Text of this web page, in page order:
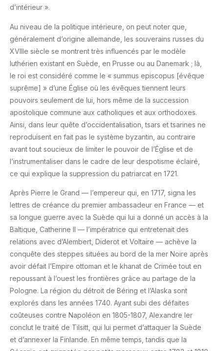
d’intérieur ».
Au niveau de la politique intérieure, on peut noter que,
généralement d’origine allemande, les souverains russes du
XVIIIe siècle se montrent très influencés par le modèle
luthérien existant en Suède, en Prusse ou au Danemark ; là,
le roi est considéré comme le « summus episcopus [évêque
suprême] » d’une Église où les évêques tiennent leurs
pouvoirs seulement de lui, hors même de la succession
apostolique commune aux catholiques et aux orthodoxes.
Ainsi, dans leur quête d’occidentalisation, tsars et tsarines ne
reproduisent en fait pas le système byzantin, au contraire
avant tout soucieux de limiter le pouvoir de l’Église et de
l’instrumentaliser dans le cadre de leur despotisme éclairé,
ce qui explique la suppression du patriarcat en 1721.
Après Pierre le Grand — l’empereur qui, en 1717, signa les
lettres de créance du premier ambassadeur en France — et
sa longue guerre avec la Suède qui lui a donné un accès à la
Baltique, Catherine II — l’impératrice qui entretenait des
relations avec d’Alembert, Diderot et Voltaire — achève la
conquête des steppes situées au bord de la mer Noire après
avoir défait l’Empire ottoman et le khanat de Crimée tout en
repoussant à l’ouest les frontières grâce au partage de la
Pologne. La région du détroit de Béring et l’Alaska sont
explorés dans les années 1740. Ayant subi des défaites
coûteuses contre Napoléon en 1805-1807, Alexandre Ier
conclut le traité de Tilsitt, qui lui permet d’attaquer la Suède
et d’annexer la Finlande. En même temps, tandis que la